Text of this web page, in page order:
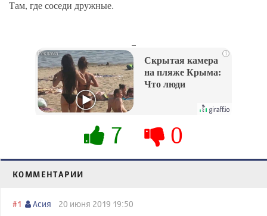
Там, где соседи дружные.
i
Скрытая камера
на пляже Крыма:
Что люди
их не видят...
7 0
КОММЕНТАРИИ
#1 Асия 20 июня 2019 19:50